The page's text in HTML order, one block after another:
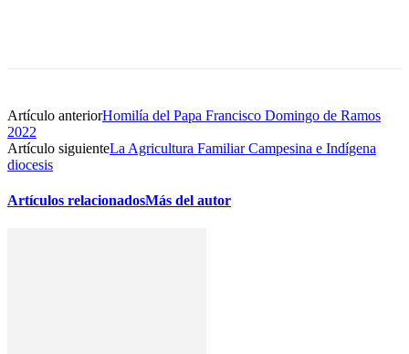
Artículo anteriorHomilía del Papa Francisco Domingo de Ramos
2022
Artículo siguienteLa Agricultura Familiar Campesina e Indígena
diocesis
Artículos relacionadosMás del autor